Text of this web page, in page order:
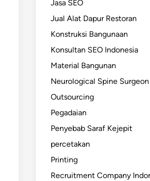
Jasa SEO
Jual Alat Dapur Restoran
Konstruksi Bangunaan
Konsultan SEO Indonesia
Material Bangunan
Neurological Spine Surgeon
Outsourcing
Pegadaian
Penyebab Saraf Kejepit
percetakan
Printing
Recruitment Company